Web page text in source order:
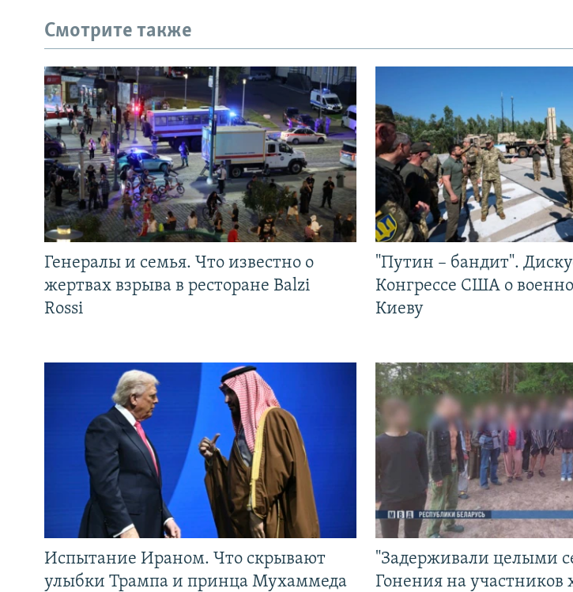
Смотрите также
Генералы и семья. Что известно о
жертвах взрыва в ресторане Balzi
Rossi
"Путин – бандит".
Конгрессе США о
Киеву
Испытание Ираном. Что скрывают
улыбки Трампа и принца Мухаммеда
"Задерживали целыми
Гонения на участников